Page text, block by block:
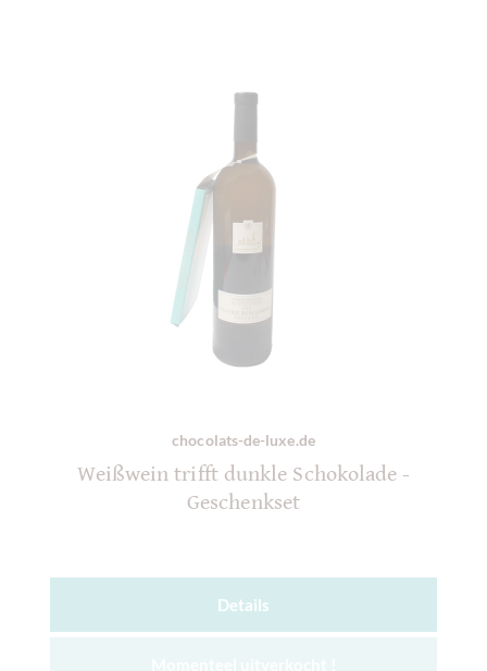
chocolats-de-luxe.de
Weißwein trifft dunkle Schokolade -
Geschenkset
Details